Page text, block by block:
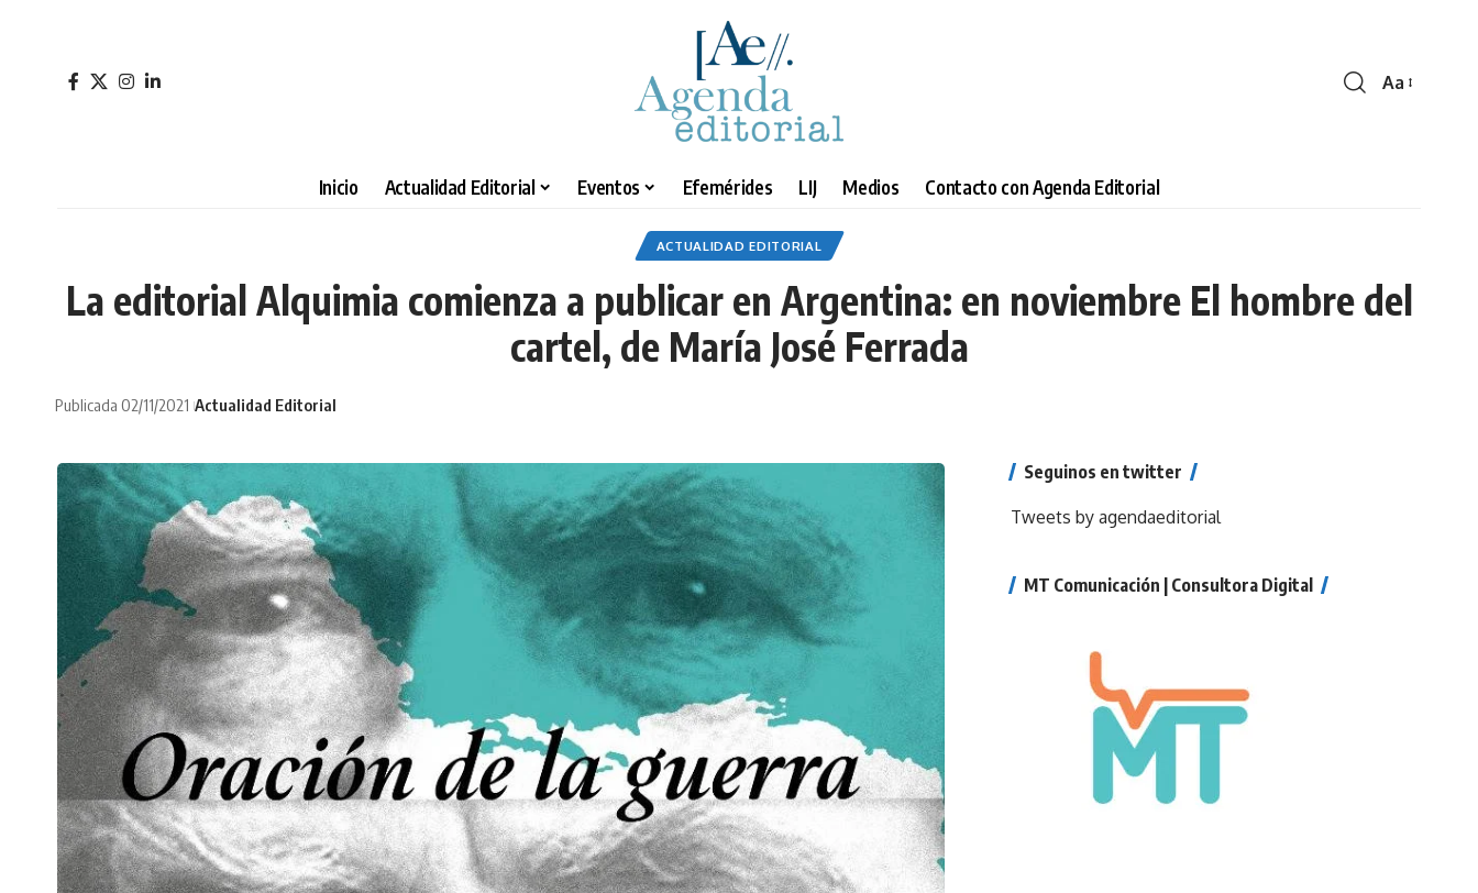
Cambiar
Aa
Inicio Actualidad Editorial Eventos Efemérides LIJ Medios Contacto con Agenda Editorial
ACTUALIDAD EDITORIAL
La editorial Alquimia comienza a publicar en Argentina: en noviembre El hombre del
cartel, de María José Ferrada
Publicada 02/11/2021 Actualidad Editorial
Seguinos en twitter
Tweets by agendaeditorial
MT Comunicación | Consultora Digital